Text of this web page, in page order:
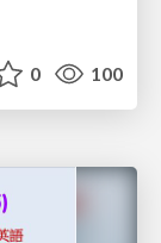
0 100